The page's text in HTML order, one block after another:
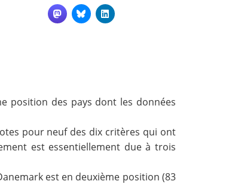
position des pays dont les données
pour neuf des dix critères qui ont
est essentiellement due à trois
est en deuxième position (83